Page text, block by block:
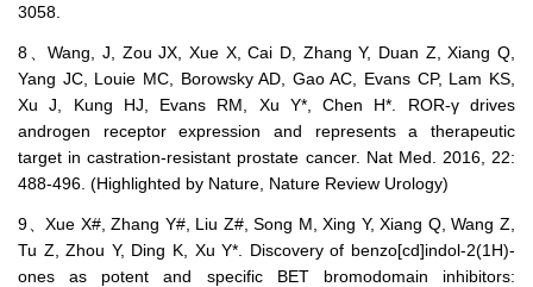
3058.
8、Wang, J, Zou JX, Xue X, Cai D, Zhang Y, Duan Z, Xiang Q,
Yang JC, Louie MC, Borowsky AD, Gao AC, Evans CP, Lam KS,
Xu J, Kung HJ, Evans RM, Xu Y*, Chen H*. ROR-γ drives
androgen receptor expression and represents a therapeutic
target in castration-resistant prostate cancer. Nat Med. 2016, 22:
488-496. (Highlighted by Nature, Nature Review Urology)
9、Xue X#, Zhang Y#, Liu Z#, Song M, Xing Y, Xiang Q, Wang Z,
Tu Z, Zhou Y, Ding K, Xu Y*. Discovery of benzo[cd]indol-2(1H)-
ones as potent and specific BET bromodomain inhibitors: